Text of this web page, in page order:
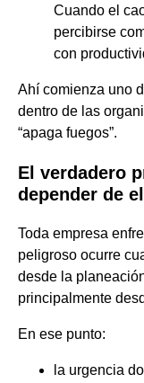
Cuando el
percibirse
con
Ahí comienza uno
dentro de las
“apaga fuegos”.
El verdadero
depender de
Toda empresa
peligroso ocurre
desde la
principalmente
En ese punto:
la urgencia